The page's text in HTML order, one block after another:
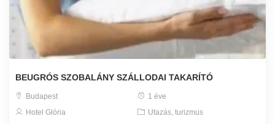
BEUGRÓS SZOBALÁNY SZÁLLODAI TAKARÍTÓ
Budapest
1 éve
Hotel Glória
Utazás, turizmus